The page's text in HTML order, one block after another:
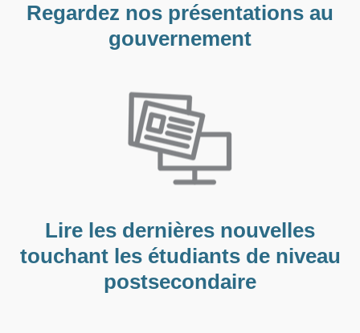
Regardez nos présentations au
gouvernement
Lire les dernières nouvelles
touchant les étudiants de niveau
postsecondaire